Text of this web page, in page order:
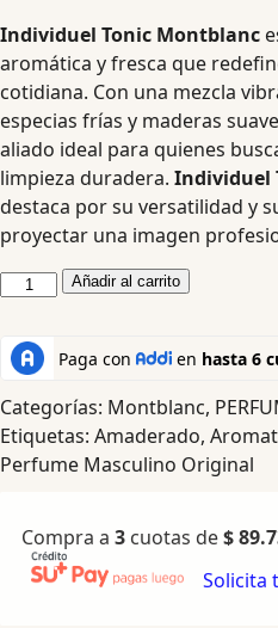
Individuel Tonic Montblanc
aromática y fresca que
cotidiana. Con una mezcla
especias frías y maderas
aliado ideal para quienes
limpieza duradera. Individuel
destaca por su versatilidad y
proyectar una imagen
Añadir al carrito
Categorías: Montblanc,
Etiquetas: Amaderado,
Perfume Masculino Original
Compra a 3 cuotas de$
Solicita